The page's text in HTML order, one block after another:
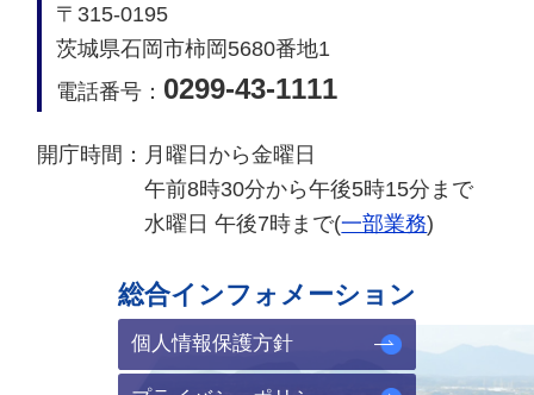
〒315-0195
茨城県石岡市柿岡5680番地1
電話番号： 0299-43-1111
開庁時間： 月曜日から金曜日
午前8時30分から午後5時15分まで
水曜日 午後7時まで(一部業務)
総合インフォメーション
個人情報保護方針